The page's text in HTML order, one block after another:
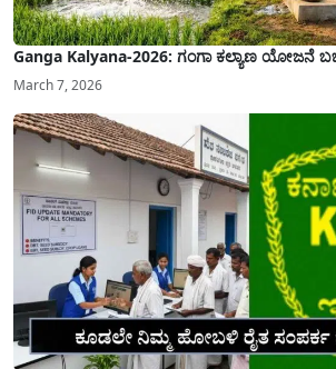
Ganga Kalyana-2026: ಗಂಗಾ ಕಲ್ಯಾಣ ಯೋಜನೆ
March 7, 2026